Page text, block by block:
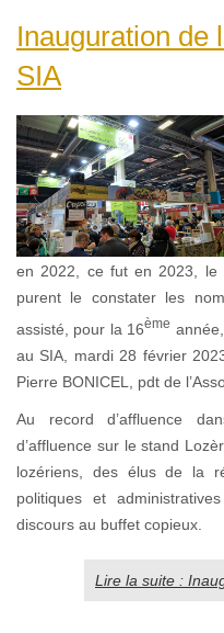
Inauguration de
SIA
en 2022, ce fut en 2023, le
purent le constater les
assisté, pour la 16ème
au SIA, mardi 28 février
Pierre BONICEL, pdt de
Au record d’affluence
d’affluence sur le stand
lozériens, des élus de la
politiques et
discours au buffet copieux.
Lire la suite :